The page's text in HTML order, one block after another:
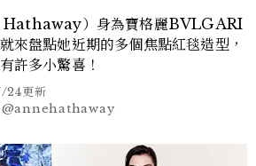
Hathaway）身為寶格麗BVLGARI
來盤點她近期的多個焦點紅毯造型，
許多小驚喜！
24更新